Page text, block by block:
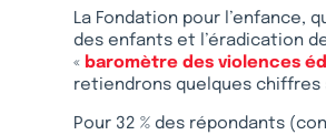
La Fondation pour l’enfance,
des enfants et l’éradication
« baromètre des violences
retiendrons quelques
Pour 32 % des répondants